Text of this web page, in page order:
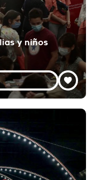
y niños